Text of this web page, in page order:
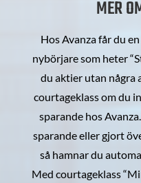
MER
Hos Avanza får du
nybörjare som heter
du aktier utan några
courtageklass om du
sparande hos
sparande eller gjort
så hamnar du
Med courtageklass